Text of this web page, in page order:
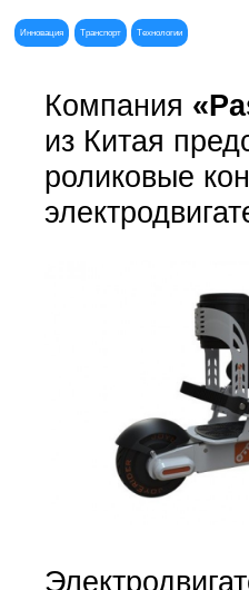
Инновация Транспорт Технологии
Компания
из Китая
роликовые